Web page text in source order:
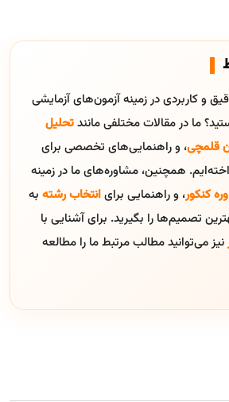
و کاربردی در زمینه آزمون‌های آزمایشی
ما در مقالات مختلفی مانندتحلیل
قلمچی، و راهنمایی‌های تخصصی برای
همچنین، مشاوره‌های ما در زمینه
کنکور، و راهنمایی برایانتخاب رشته به
تصمیم‌ها را بگیرید. برای آشنایی با
نیز می‌توانید مطالب مرتبط ما را مطالعه